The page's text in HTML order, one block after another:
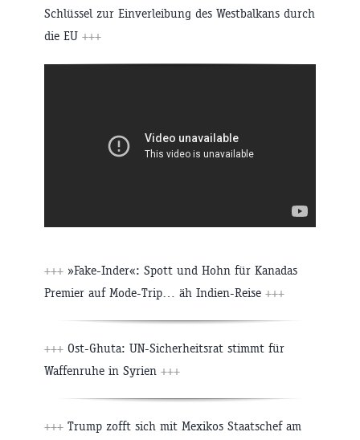
Schlüssel zur Einverleibung des Westbalkans durch
die EU +++
+++ »Fake-Inder«: Spott und Hohn für Kanadas
Premier auf Mode-Trip… äh Indien-Reise +++
+++ Ost-Ghuta: UN-Sicherheitsrat stimmt für
Waffenruhe in Syrien +++
+++ Trump zofft sich mit Mexikos Staatschef am